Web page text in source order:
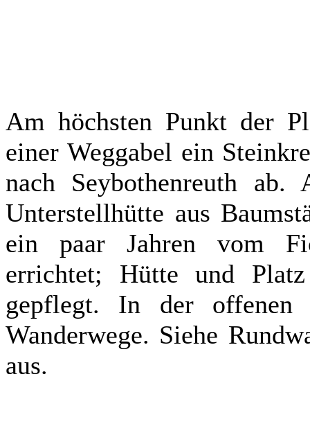
Am höchsten Punkt der
einer Weggabel ein
nach Seybothenreuth
Unterstellhütte aus
ein paar Jahren vom
errichtet; Hütte und
gepflegt. In der offenen
Wanderwege. Siehe
aus.